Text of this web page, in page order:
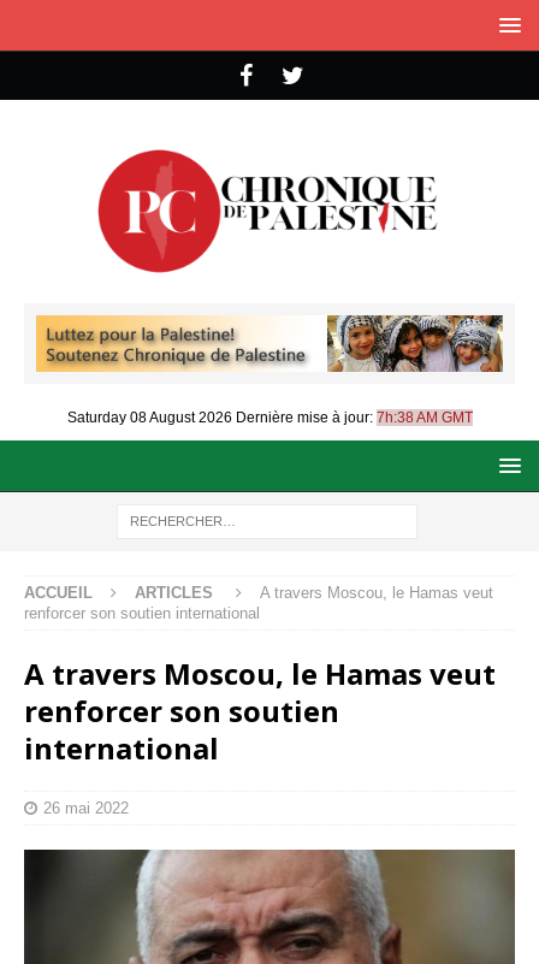
Saturday 08 August 2026 Dernière mise à jour: 7h:38 AM GMT
ACCUEIL ARTICLES
A travers Moscou, le Hamas veut
renforcer son soutien international
A travers Moscou, le Hamas veut
renforcer son soutien
international
26 mai 2022